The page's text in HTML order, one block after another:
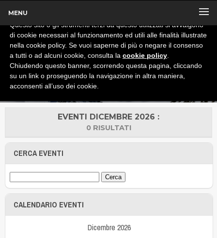
MENU
EVENTI DICEMBRE 2026 :
0 RISULTATI
CERCA EVENTI
CALENDARIO EVENTI
Dicembre 2026
x
Informativa
Questo sito o gli strumenti terzi da questo utilizzati si avvalgono
di cookie necessari al funzionamento ed utili alle finalità illustrate
nella cookie policy. Se vuoi saperne di più o negare il consenso
a tutti o ad alcuni cookie, consulta la cookie policy
Chiudendo questo banner, scorrendo questa pagina, cliccando
su un link o proseguendo la navigazione in altra maniera,
acconsenti all’uso dei cookie.